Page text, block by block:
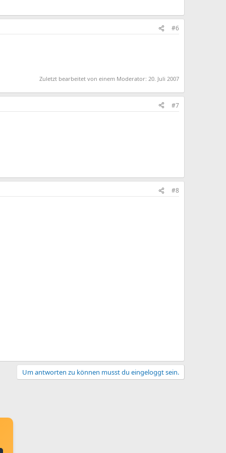
#6
Zuletzt bearbeitet von einem Moderator: 20. Juli 2007
#7
#8
Um antworten zu können musst du eingeloggt sein.